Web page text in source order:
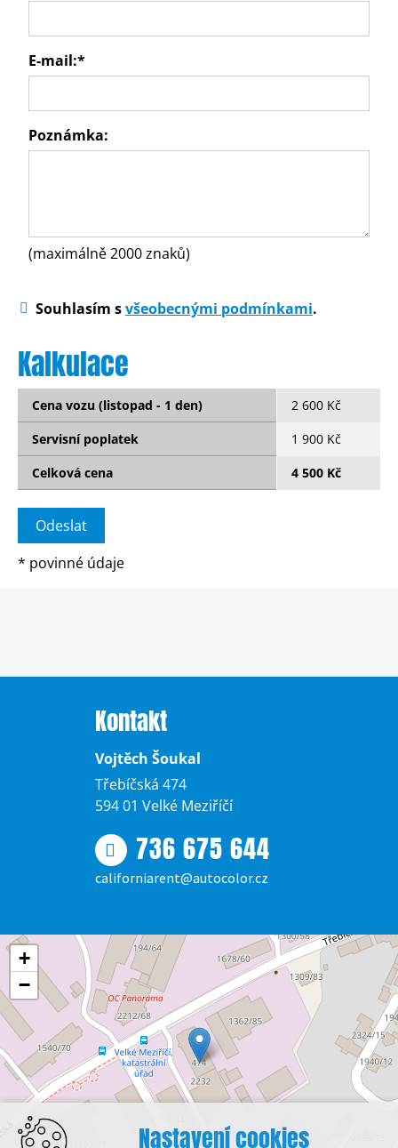
E-mail:*
Poznámka:
(maximálně 2000 znaků)
Souhlasím svšeobecnými podmínkami.
Kalkulace
Cena vozu (listopad - 1 den)
2 600 Kč
Servisní poplatek
1 900 Kč
Celková cena
4 500 Kč
* povinné údaje
Kontakt
Vojtěch Šoukal
Třebíčská 474
594 01 Velké Meziříčí
736 675 644
californiarent@autocolor.cz
+
−
Nastavení cookies